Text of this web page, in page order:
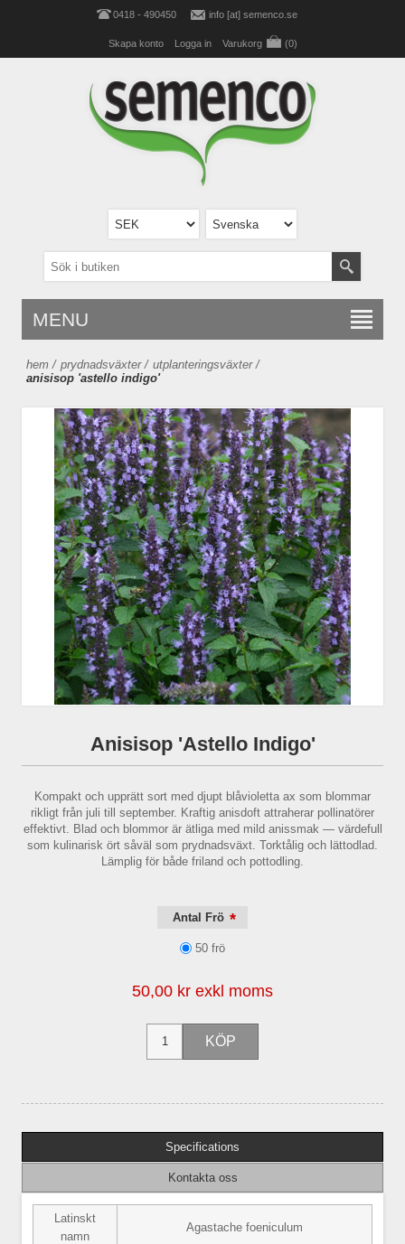
0418 - 490450 info [at] semenco.se
Skapa konto Logga in Varukorg (0)
MENU
hem / prydnadsväxter / utplanteringsväxter /
anisisop 'astello indigo'
Anisisop 'Astello Indigo'
Kompakt och upprätt sort med djupt blåvioletta ax som blommar
rikligt från juli till september. Kraftig anisdoft attraherar pollinatörer
effektivt. Blad och blommor är ätliga med mild anissmak — värdefull
som kulinarisk ört såväl som prydnadsväxt. Torktålig och lättodlad.
Lämplig för både friland och pottodling.
Antal Frö *
50 frö
50,00 kr exkl moms
Specifications
Kontakta oss
Latinskt
namn
Agastache foeniculum